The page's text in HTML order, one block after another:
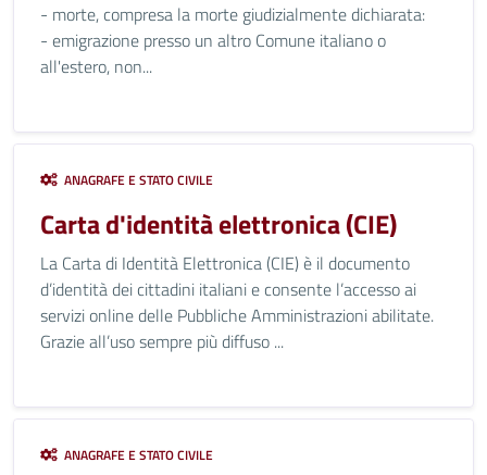
- morte, compresa la morte giudizialmente dichiarata:
- emigrazione presso un altro Comune italiano o
all'estero, non...
ANAGRAFE E STATO CIVILE
Carta d'identità elettronica (CIE)
La Carta di Identità Elettronica (CIE) è il documento
d’identità dei cittadini italiani e consente l’accesso ai
servizi online delle Pubbliche Amministrazioni abilitate.
Grazie all’uso sempre più diffuso ...
ANAGRAFE E STATO CIVILE